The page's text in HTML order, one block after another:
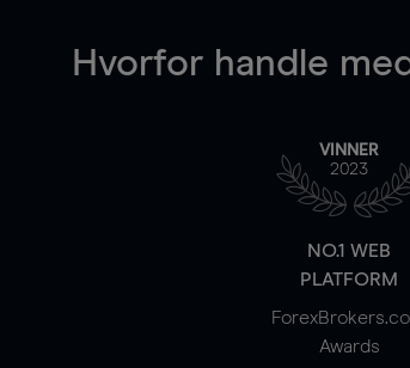
Hvorfor handle
VINNER
2023
NO.1 WEB
PLATFORM
Awards